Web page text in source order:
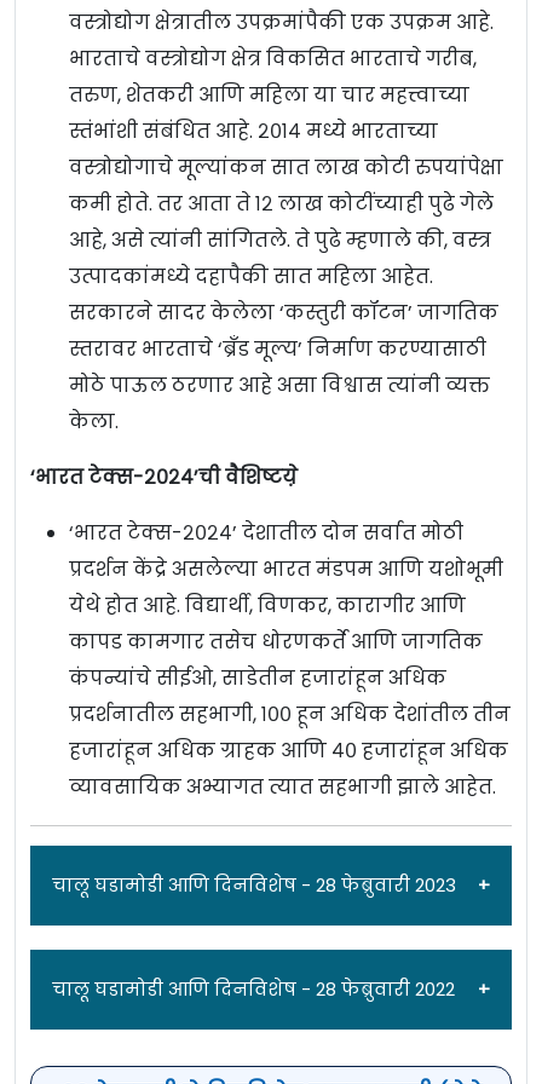
वस्त्रोद्योग क्षेत्रातील उपक्रमांपैकी एक उपक्रम आहे.
भारताचे वस्त्रोद्योग क्षेत्र विकसित भारताचे गरीब,
तरुण, शेतकरी आणि महिला या चार महत्त्वाच्या
स्तंभांशी संबंधित आहे. २०१४ मध्ये भारताच्या
वस्त्रोद्योगाचे मूल्यांकन सात लाख कोटी रुपयांपेक्षा
कमी होते. तर आता ते १२ लाख कोटींच्याही पुढे गेले
आहे, असे त्यांनी सांगितले. ते पुढे म्हणाले की, वस्त्र
उत्पादकांमध्ये दहापैकी सात महिला आहेत.
सरकारने सादर केलेला ‘कस्तुरी कॉटन’ जागतिक
स्तरावर भारताचे ‘ब्रँड मूल्य’ निर्माण करण्यासाठी
मोठे पाऊल ठरणार आहे असा विश्वास त्यांनी व्यक्त
केला.
‘भारत टेक्स-२०२४’ची वैशिष्टय़े
‘भारत टेक्स-२०२४’ देशातील दोन सर्वात मोठी
प्रदर्शन केंद्रे असलेल्या भारत मंडपम आणि यशोभूमी
येथे होत आहे. विद्यार्थी, विणकर, कारागीर आणि
कापड कामगार तसेच धोरणकर्ते आणि जागतिक
कंपन्यांचे सीईओ, साडेतीन हजारांहून अधिक
प्रदर्शनातील सहभागी, १०० हून अधिक देशांतील तीन
हजारांहून अधिक ग्राहक आणि ४० हजारांहून अधिक
व्यावसायिक अभ्यागत त्यात सहभागी झाले आहेत.
चालू घडामोडी आणि दिनविशेष - 28 फेब्रुवारी 2023
चालू घडामोडी आणि दिनविशेष - 28 फेब्रुवारी 2022